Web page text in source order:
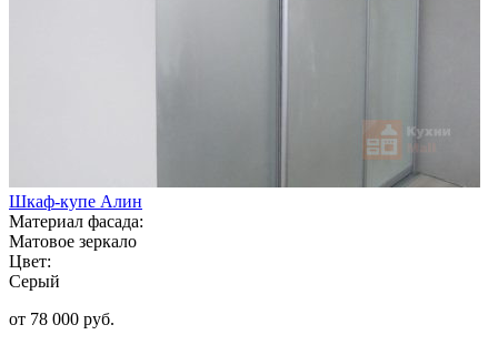
Шкаф-купе Алин
Материал фасада:
Матовое зеркало
Цвет:
Серый
от 78 000 руб.